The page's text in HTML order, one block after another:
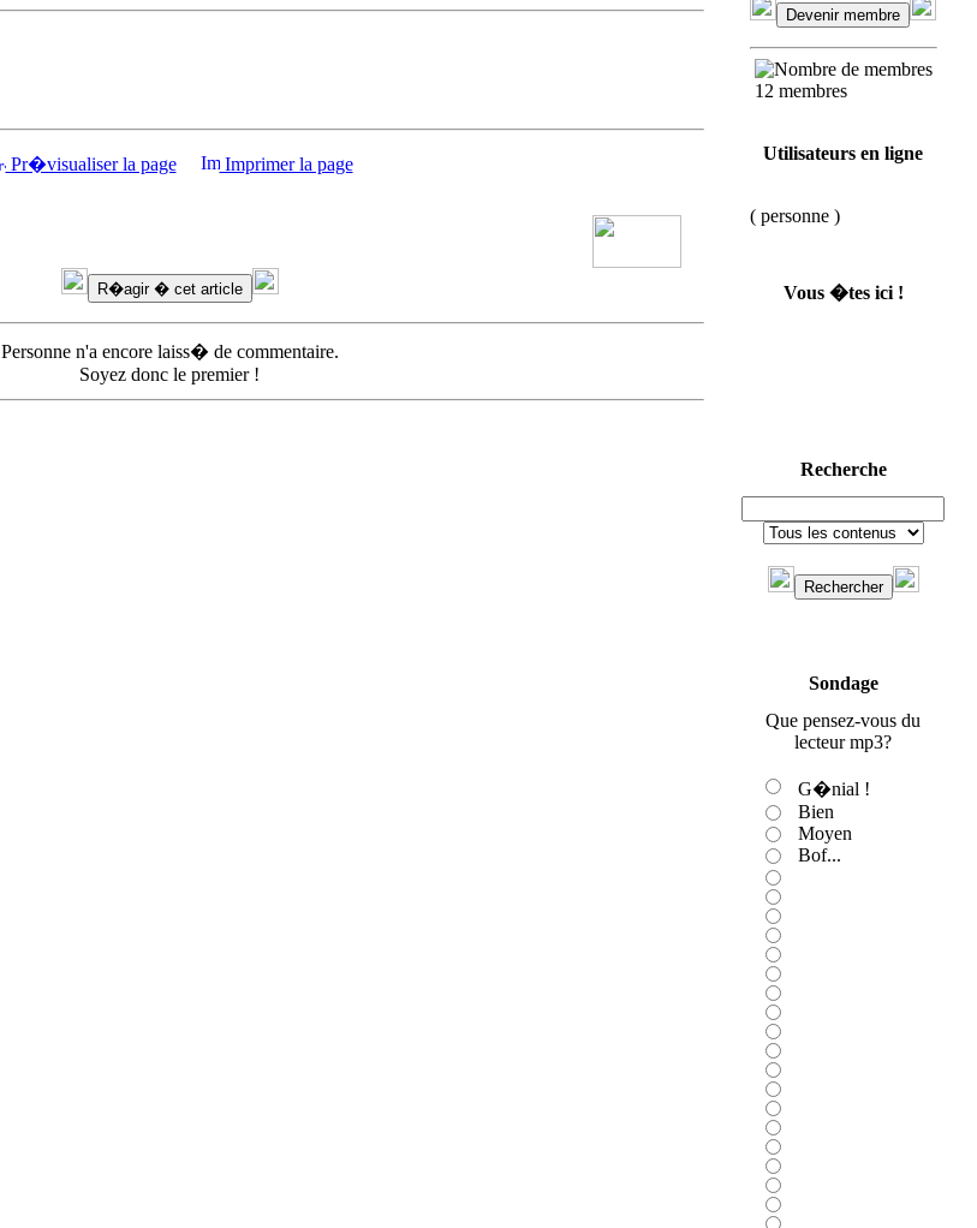
Pr�visualiser la page Imprimer la page
Personne n'a encore laiss� de commentaire.
Soyez donc le premier !
12 membres
Utilisateurs en ligne
( personne )
Vous �tes ici !
Recherche
Sondage
Que pensez-vous du
lecteur mp3?
G�nial !
Bien
Moyen
Bof...